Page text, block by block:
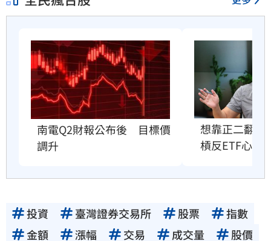
南電Q2財報公布後　目標價
調升
想靠正二翻本
槓反ETF心法
投資 臺灣證券交易所 股票
指數
金額
漲幅 交易 成交量
股價